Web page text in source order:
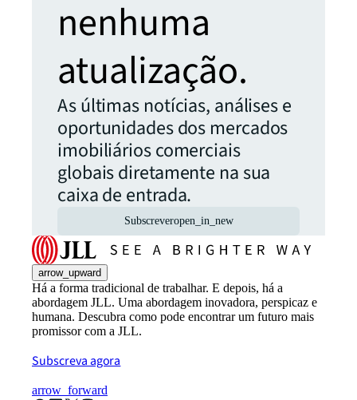
nenhuma
atualização.
As últimas notícias, análises e
oportunidades dos mercados
imobiliários comerciais
globais diretamente na sua
caixa de entrada.
Subscreveropen_in_new
arrow_upward
Há a forma tradicional de trabalhar. E depois, há a
abordagem JLL. Uma abordagem inovadora, perspicaz e
humana. Descubra como pode encontrar um futuro mais
promissor com a JLL.
Subscreva agora
arrow_forward